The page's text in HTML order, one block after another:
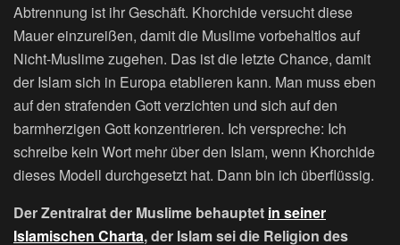
Abtrennung ist ihr Geschäft. Khorchide versucht diese
Mauer einzureißen, damit die Muslime vorbehaltlos auf
Nicht-Muslime zugehen. Das ist die letzte Chance, damit
der Islam sich in Europa etablieren kann. Man muss eben
auf den strafenden Gott verzichten und sich auf den
barmherzigen Gott konzentrieren. Ich verspreche: Ich
schreibe kein Wort mehr über den Islam, wenn Khorchide
dieses Modell durchgesetzt hat. Dann bin ich überflüssig.
Der Zentralrat der Muslime behauptet in seiner
Islamischen Charta, der Islam sei die Religion des